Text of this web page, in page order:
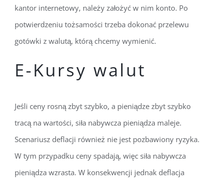
kantor internetowy, należy założyć w nim konto. Po
potwierdzeniu tożsamości trzeba dokonać przelewu
gotówki z walutą, którą chcemy wymienić.
E-Kursy walut
Jeśli ceny rosną zbyt szybko, a pieniądze zbyt szybko
tracą na wartości, siła nabywcza pieniądza maleje.
Scenariusz deflacji również nie jest pozbawiony ryzyka.
W tym przypadku ceny spadają, więc siła nabywcza
pieniądza wzrasta. W konsekwencji jednak deflacja